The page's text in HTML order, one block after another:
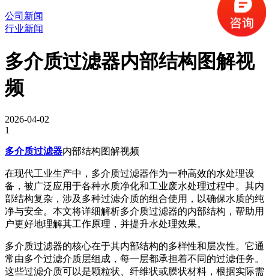
公司新闻
行业新闻
多介质过滤器内部结构图解视
频
2026-04-02
1
多介质过滤器内部结构图解视频
在现代工业生产中，多介质过滤器作为一种高效的水处理设
备，被广泛应用于各种水质净化和工业废水处理过程中。其内
部结构复杂，涉及多种过滤介质的组合使用，以确保水质的纯
净与安全。本文将详细解析多介质过滤器的内部结构，帮助用
户更好地理解其工作原理，并提升水处理效果。
多介质过滤器的核心在于其内部结构的多样性和层次性。它通
常由多个过滤介质层组成，每一层都承担着不同的过滤任务。
这些过滤介质可以是颗粒状、纤维状或膜状材料，根据实际需